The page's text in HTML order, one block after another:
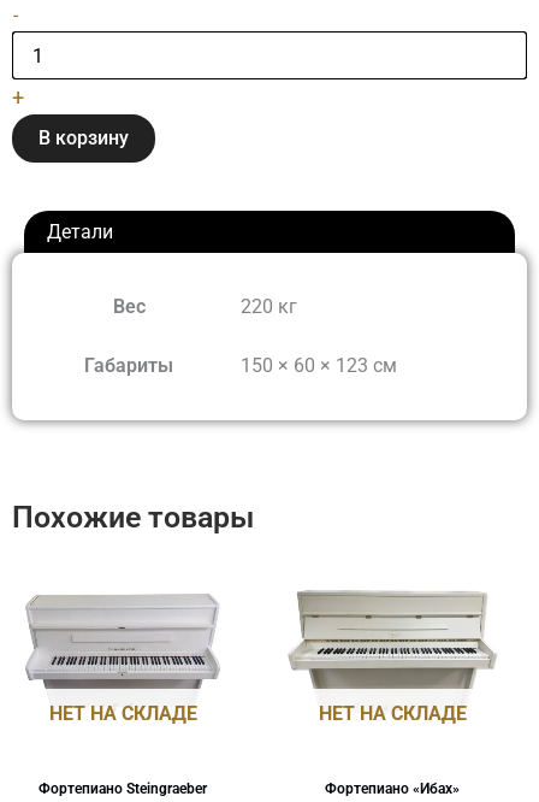
-Количество
товара
Pianinas
"Rippen"
Concerto
+
В корзину
Детали
Вес 220 кг
Габариты 150 × 60 × 123 см
Похожие товары
НЕТ НА СКЛАДЕ
Фортепиано Steingraeber
НЕТ НА СКЛАДЕ
Фортепиано «Ибах»